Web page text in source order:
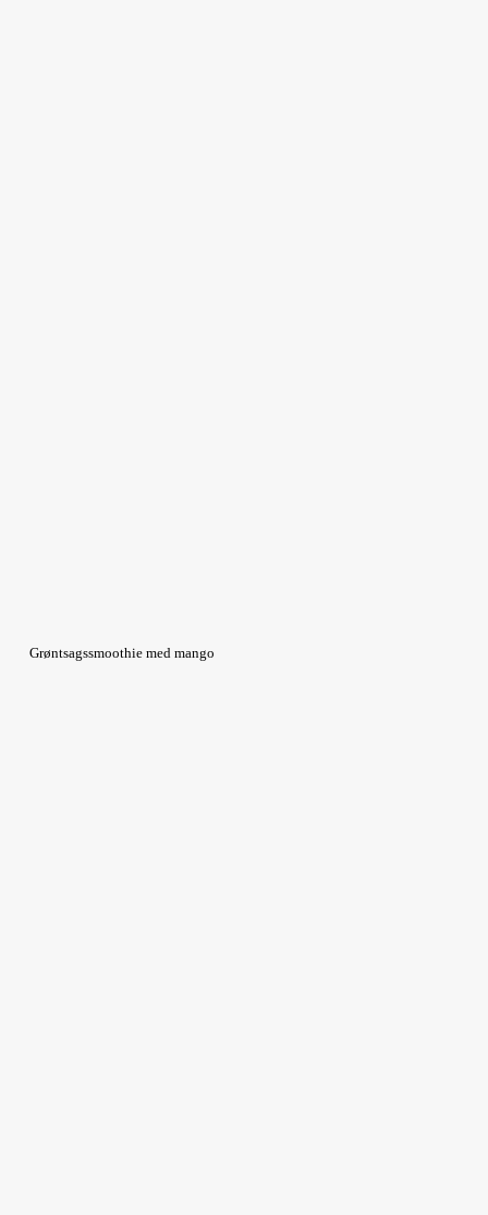
Grøntsagssmoothie med mango